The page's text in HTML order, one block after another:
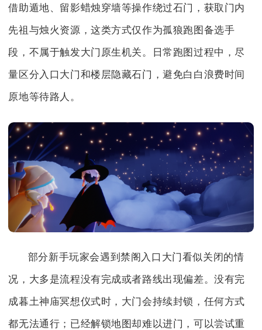
借助遁地、留影蜡烛穿墙等操作绕过石门，获取门内
先祖与烛火资源，这类方式仅作为孤狼跑图备选手
段，不属于触发大门原生机关。日常跑图过程中，尽
量区分入口大门和楼层隐藏石门，避免白白浪费时间
原地等待路人。
部分新手玩家会遇到禁阁入口大门看似关闭的情
况，大多是流程没有完成或者路线出现偏差。没有完
成暮土神庙冥想仪式时，大门会持续封锁，任何方式
都无法通行；已经解锁地图却难以进门，可以尝试重